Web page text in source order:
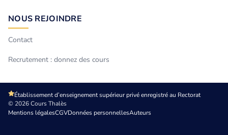
NOUS REJOINDRE
Contact
Recrutement : donnez des cours
Établissement d’enseignement supérieur privé enregistré au Rectorat
© 2026 Cours Thalès
Mentions légalesCGVDonnées personnellesAuteurs